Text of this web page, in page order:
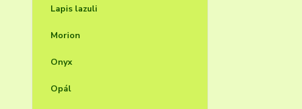
Lapis lazuli
Morion
Onyx
Opál